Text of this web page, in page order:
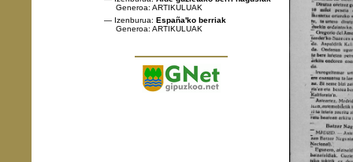
Generoa: ARTIKULUAK
— Izenburua: España'ko berriak
Generoa: ARTIKULUAK